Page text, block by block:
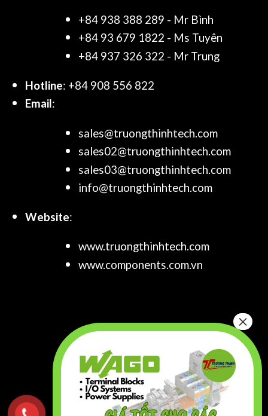
+84 938 388 289 - Mr Bình
+84 93 679 1822 - Ms Tuyên
+84 937 326 322 - Mr Trung
Hotline: +84 908 556 822
Email:
sales@truongthinhtech.com
sales02@truongthinhtech.com
sales03@truongthinhtech.com
info@truongthinhtech.com
Website:
www.truongthinhtech.com
www.components.com.vn